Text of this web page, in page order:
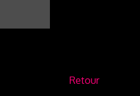
Retour